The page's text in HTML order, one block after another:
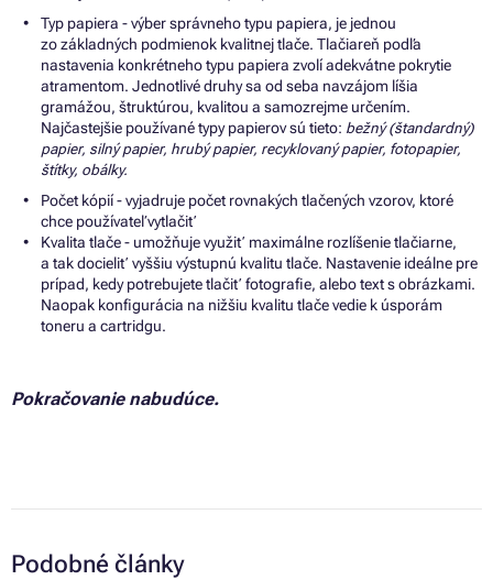
Typ papiera - výber správneho typu papiera, je jednou
zo základných podmienok kvalitnej tlače. Tlačiareň podľa
nastavenia konkrétneho typu papiera zvolí adekvátne pokrytie
atramentom. Jednotlivé druhy sa od seba navzájom líšia
gramážou, štruktúrou, kvalitou a samozrejme určením.
Najčastejšie používané typy papierov sú tieto: bežný (štandardný)
papier, silný papier, hrubý papier, recyklovaný papier, fotopapier,
štítky, obálky.
Počet kópií - vyjadruje počet rovnakých tlačených vzorov, ktoré
chce používateľ vytlačiť
Kvalita tlače - umožňuje využiť maximálne rozlíšenie tlačiarne,
a tak docieliť vyššiu výstupnú kvalitu tlače. Nastavenie ideálne pre
prípad, kedy potrebujete tlačiť fotografie, alebo text s obrázkami.
Naopak konfigurácia na nižšiu kvalitu tlače vedie k úsporám
toneru a cartridgu.
Pokračovanie nabudúce.
Podobné články